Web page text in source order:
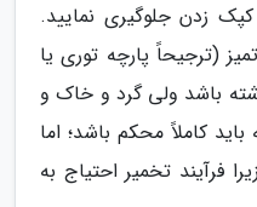
زدن جلوگیری نمایید.
(ترجیحاً پارچه توری یا
باشد ولی گرد و خاک و
کاملاً محکم باشد؛ اما
فرآیند تخمیر احتیاج به